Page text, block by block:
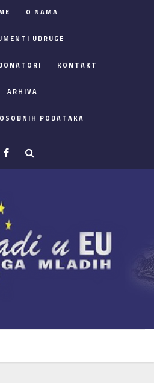
O NAMA
UDRUGE
KONTAKT
ARHIVA
PODATAKA